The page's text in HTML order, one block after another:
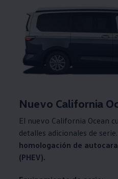
Nuevo California
El nuevo California Ocean
detalles adicionales de
homologación de
(PHEV).